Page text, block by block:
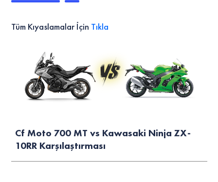
Tüm Kıyaslamalar İçin Tıkla
Cf Moto 700 MT vs Kawasaki Ninja ZX-
10RR Karşılaştırması